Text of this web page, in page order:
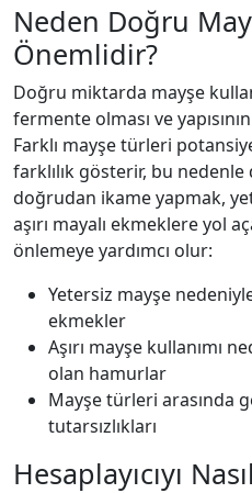
Neden Doğru
Önemlidir?
Doğru miktarda mayşe
fermente olması ve
Farklı mayşe türleri
farklılık gösterir, bu
doğrudan ikame yapmak,
aşırı mayalı ekmeklere yol
önlemeye yardımcı olur:
Yetersiz mayşe
ekmekler
Aşırı mayşe kullanımı
olan hamurlar
Mayşe türleri arasında
tutarsızlıkları
Hesaplayıcıyı